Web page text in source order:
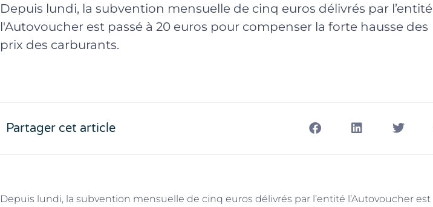
Depuis lundi, la subvention mensuelle de cinq euros délivrés par l’entité
l'Autovoucher est passé à 20 euros pour compenser la forte hausse des
prix des carburants.
Partager cet article
Depuis lundi, la subvention mensuelle de cinq euros délivrés par l’entité l’Autovoucher est